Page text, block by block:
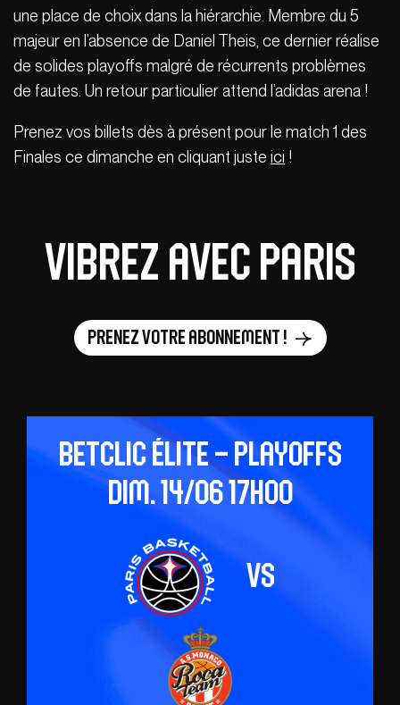
une place de choix dans la hiérarchie. Membre du 5
majeur en l’absence de Daniel Theis, ce dernier réalise
de solides playoffs malgré de récurrents problèmes
de fautes. Un retour particulier attend l’adidas arena !
Prenez vos billets dès à présent pour le match 1 des
Finales ce dimanche en cliquant juste ici !
Vibrez avec Paris
Prenez votre abonnement !
Betclic ÉLITE – Playoffs
dim. 14/06 17h00
vs